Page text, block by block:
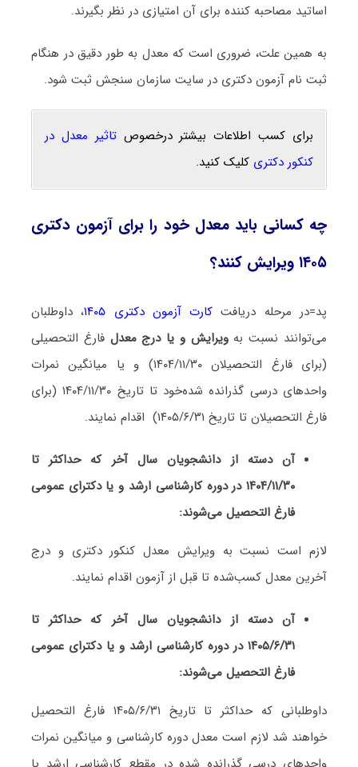
اساتید مصاحبه کننده برای آن امتیازی در نظر بگیرند.
به همین علت، ضروری است که معدل به طور دقیق در هنگام
ثبت نام آزمون دکتری در سایت سازمان سنجش ثبت شود.
برای کسب اطلاعات بیشتر درخصوصتاثیر معدل در
کنکور دکتری کلیک کنید.
چه کسانی باید معدل خود را برای آزمون دکتری
۱۴۰۵ ویرایش کنند؟
پد=در ﻣﺮﺣﻠﻪ درﻳﺎﻓﺖ ﻛﺎرت آزمون دکتری ۱۴۰۵
، داوطلبان
میﺗﻮاﻧﻨﺪ ﻧﺴﺒﺖ ﺑﻪ وﻳﺮاﻳﺶ و ﻳﺎ درج ﻣﻌﺪل ﻓﺎرغ التحصیلی
(ﺑﺮای ﻓﺎرغ اﻟﺘﺤﺼﻴﻼن ۱۴۰۴/۱۱/۳۰) و ﻳﺎ ﻣﻴﺎﻧﮕﻴﻦ ﻧﻤﺮات
واﺣﺪﻫﺎی درسی ﮔﺬراﻧﺪه ﺷﺪهﺧﻮد ﺗﺎ ﺗﺎرﻳﺦ ۱۴۰۴/۱۱/۳۰ (ﺑﺮای
ﻓﺎرغ اﻟﺘﺤﺼﻴﻼن ﺗﺎ ﺗﺎرﻳﺦ ۱۴۰۵/۶/۳۱) اﻗﺪام ﻧﻤﺎﻳﻨﺪ.
آن دﺳﺘﻪ از داﻧﺸﺠﻮﻳﺎن ﺳﺎل آﺧﺮ ﻛﻪ ﺣﺪاﻛﺜﺮ ﺗﺎ
۱۴۰۴/۱۱/۳۰ در دوره ﻛﺎرﺷﻨﺎسی ارﺷﺪ و ﻳﺎ دﻛﺘﺮای ﻋﻤﻮمی
ﻓﺎرغ اﻟﺘﺤﺼﻴﻞ میﺷﻮﻧﺪ:
لازم است نسبت به ویرایش معدل کنکور دکتری و درج
آخرین معدل کسب‌شده تا قبل از آزمون اقدام نمایند.
آن دﺳﺘﻪ از داﻧﺸﺠﻮﻳﺎن ﺳﺎل آﺧﺮ ﻛﻪ ﺣﺪاﻛﺜﺮ ﺗﺎ
۱۴۰۵/۶/۳۱ در دوره ﻛﺎرﺷﻨﺎسی ارﺷﺪ و ﻳﺎ دﻛﺘﺮای ﻋﻤﻮمی
ﻓﺎرغ اﻟﺘﺤﺼﻴﻞ میﺷﻮﻧﺪ:
داوﻃﻠﺒﺎنی ﻛﻪ ﺣﺪاﻛﺜﺮ ﺗﺎ ﺗﺎرﻳﺦ ۱۴۰۵/۶/۳۱ ﻓﺎرغ اﻟﺘﺤﺼﻴﻞ
ﺧﻮاﻫﻨﺪ ﺷﺪ ﻻزم اﺳﺖ ﻣﻌﺪل دوره ﻛﺎرﺷﻨﺎسی و ﻣﻴﺎﻧﮕﻴﻦ ﻧﻤﺮات